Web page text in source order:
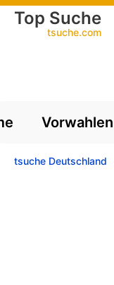
Top Suche
tsuche.com
Vorwahlen
tsuche Deutschland